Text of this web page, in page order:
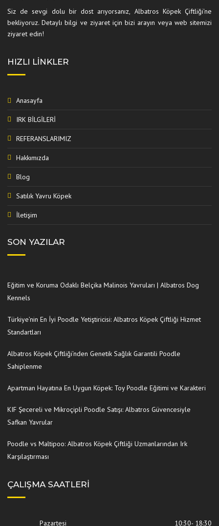
Siz de sevgi dolu bir dost arıyorsanız, Albatros Köpek Çiftliği’ne
bekliyoruz. Detaylı bilgi ve ziyaret için bizi arayın veya web sitemizi
ziyaret edin!
HIZLI LINKLER
Anasayfa
IRK BİLGİLERİ
REFERANSLARIMIZ
Hakkımızda
Blog
Satılık Yavru Köpek
İletişim
SON YAZILAR
Eğitim ve Koruma Odaklı Belçika Malinois Yavruları | Albatros Dog
Kennels
Türkiye’nin En İyi Poodle Yetiştiricisi: Albatros Köpek Çiftliği Hizmet
Standartları
Albatros Köpek Çiftliği’nden Genetik Sağlık Garantili Poodle
Sahiplenme
Apartman Hayatına En Uygun Köpek: Toy Poodle Eğitimi ve Karakteri
KIF Şecereli ve Mikroçipli Poodle Satışı: Albatros Güvencesiyle
Safkan Yavrular
Poodle vs Maltipoo: Albatros Köpek Çiftliği Uzmanlarından Irk
Karşılaştırması
ÇALIŞMA SAATLERI
Pazartesi 10:30- 18:30